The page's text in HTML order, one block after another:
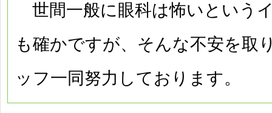
世間一般に眼科は怖いという
も確かですが、そんな不安を取
ッフ一同努力しております。